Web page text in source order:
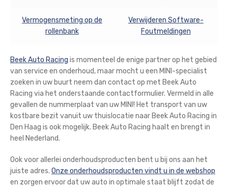
Vermogensmeting op de
rollenbank
Verwijderen Software-
Foutmeldingen
Beek Auto Racing is momenteel de enige partner op het gebied
van service en onderhoud, maar mocht u een MINI-specialist
zoeken in uw buurt neem dan contact op met Beek Auto
Racing via het onderstaande contactformulier. Vermeld in alle
gevallen de nummerplaat van uw MINI! Het transport van uw
kostbare bezit vanuit uw thuislocatie naar Beek Auto Racing in
Den Haag is ook mogelijk. Beek Auto Racing haalt en brengt in
heel Nederland.
Ook voor allerlei onderhoudsproducten bent u bij ons aan het
juiste adres. Onze onderhoudsproducten vindt u in de webshop
en zorgen ervoor dat uw auto in optimale staat blijft zodat de